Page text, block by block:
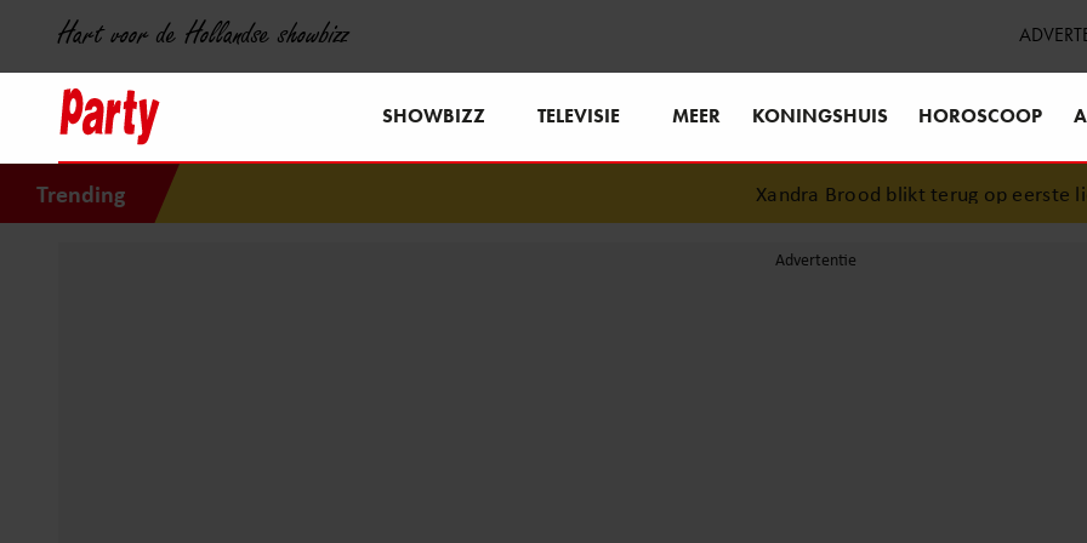
Hart voor de Hollandse showbizz
SHOWBIZZ TELEVISIE MEER KONINGSHUIS HOROSCOOP
Trending Xandra Brood blikt terug op eerste